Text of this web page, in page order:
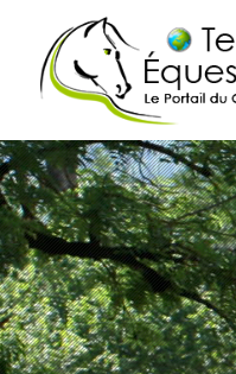
Stages d'Équitation